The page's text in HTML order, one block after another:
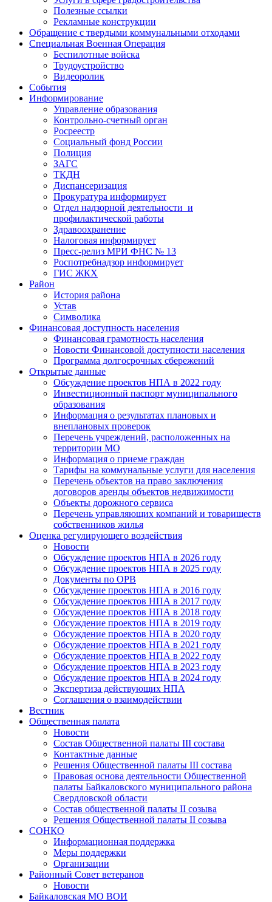
Полезные ссылки
Рекламные конструкции
Обращение с твердыми коммунальными отходами
Специальная Военная Операция
Беспилотные войска
Трудоустройство
Видеоролик
События
Информирование
Управление образования
Контрольно-счетный орган
Росреестр
Социальный фонд России
Полиция
ЗАГС
ТКДН
Диспансеризация
Прокуратура информирует
Отдел надзорной деятельности и
профилактической работы
Здравоохранение
Налоговая информирует
Пресс-релиз МРИ ФНС № 13
Роспотребнадзор информирует
ГИС ЖКХ
Район
История района
Устав
Символика
Финансовая доступность населения
Финансовая грамотность населения
Новости Финансовой доступности населения
Программа долгосрочных сбережений
Открытые данные
Обсуждение проектов НПА в 2022 году
Инвестиционный паспорт муниципального
образования
Информация о результатах плановых и
внеплановых проверок
Перечень учреждений, расположенных на
территории МО
Информация о приеме граждан
Тарифы на коммунальные услуги для населения
Перечень объектов на право заключения
договоров аренды объектов недвижимости
Объекты дорожного сервиса
Перечень управляющих компаний и товариществ
собственников жилья
Оценка регулирующего воздействия
Новости
Обсуждение проектов НПА в 2026 году
Обсуждение проектов НПА в 2025 году
Документы по ОРВ
Обсуждение проектов НПА в 2016 году
Обсуждение проектов НПА в 2017 году
Обсуждение проектов НПА в 2018 году
Обсуждение проектов НПА в 2019 году
Обсуждение проектов НПА в 2020 году
Обсуждение проектов НПА в 2021 году
Обсуждение проектов НПА в 2022 году
Обсуждение проектов НПА в 2023 году
Обсуждение проектов НПА в 2024 году
Экспертиза действующих НПА
Соглашения о взаимодействии
Вестник
Общественная палата
Новости
Состав Общественной палаты III состава
Контактные данные
Решения Общественной палаты III состава
Правовая основа деятельности Общественной
палаты Байкаловского муниципального района
Свердловской области
Состав общественной палаты II созыва
Решения Общественной палаты II созыва
СОНКО
Информационная поддержка
Меры поддержки
Организации
Районный Совет ветеранов
Новости
Байкаловская МО ВОИ